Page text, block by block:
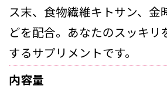
ス末、食物繊維キトサン、金
どを配合。あなたのスッキリ
するサプリメントです。
内容量